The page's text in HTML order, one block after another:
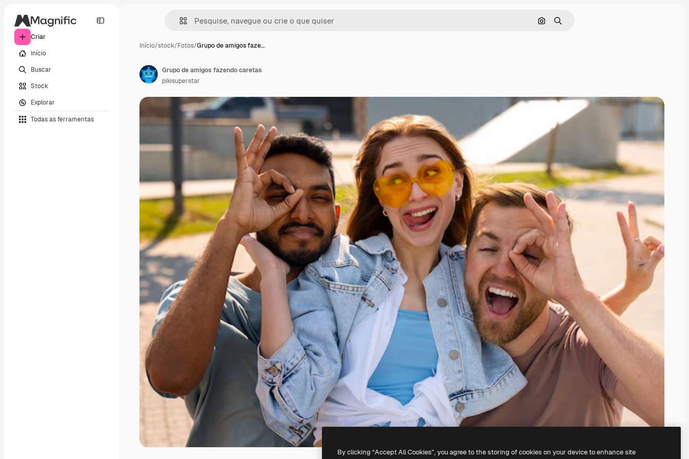
Criar
Início
Buscar
Stock
Explorar
Todas as ferramentas
Pesquisar por imagem
Buscar
Início/stock/Fotos/Grupo de amigos faze…
Grupo de amigos fazendo caretas
pikisuperstar
By clicking “Accept All Cookies”, you agree to the storing of cookies on your device to enhance site